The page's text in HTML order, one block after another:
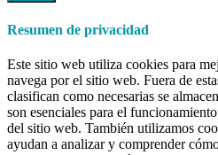
Resumen de privacidad
Este sitio web utiliza cookies para
navega por el sitio web. Fuera de
clasifican como necesarias se
son esenciales para el
del sitio web. También utilizamos
ayudan a analizar y comprender